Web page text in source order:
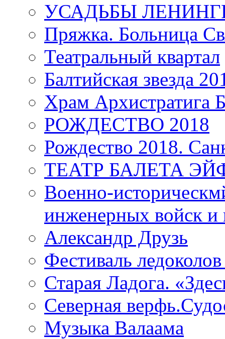
УСАДЬБЫ
Пряжка. Больница
Театральный квартал
Балтийская звезда
Храм
РОЖДЕСТВО 2018
Рождество 2018.
ТЕАТР БАЛЕТА
Военно-
инженерных войск и
Александр Друзь
Фестиваль
Старая Ладога.
Северная
Музыка Валаама